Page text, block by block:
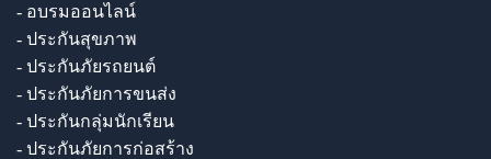
- อบรมออนไลน์
- ประกันสุขภาพ
- ประกันภัยรถยนต์
- ประกันภัยการขนส่ง
- ประกันกลุ่มนักเรียน
- ประกันภัยการก่อสร้าง